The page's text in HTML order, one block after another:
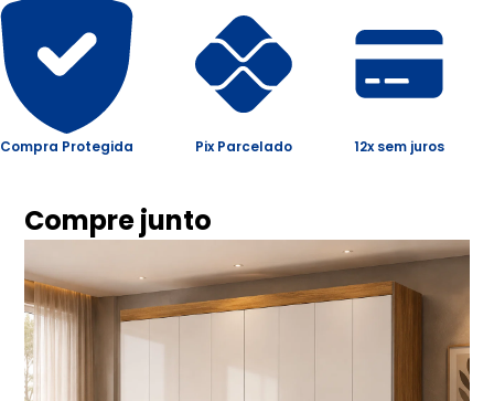
Compra Protegida Pix Parcelado 12x sem juros
Compre junto